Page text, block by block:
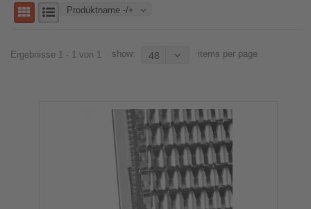
Produktname -/+
Ergebnisse 1 - 1 von 1 show: 48 items per page